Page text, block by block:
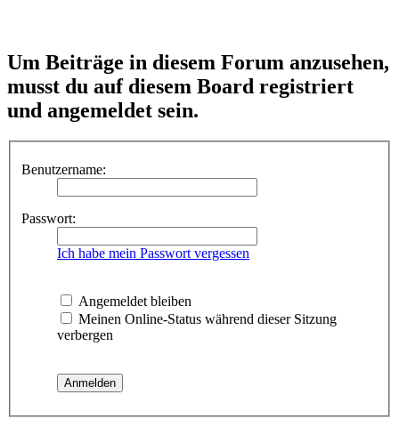
Um Beiträge in diesem Forum anzusehen,
musst du auf diesem Board registriert
und angemeldet sein.
Benutzername:
Passwort:
Ich habe mein Passwort vergessen
Angemeldet bleiben
Meinen Online-Status während dieser Sitzung
verbergen